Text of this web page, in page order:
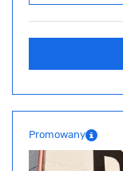
Promowany